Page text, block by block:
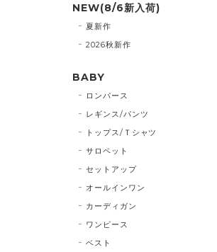
NEW(8/6新入荷)
夏新作
2026秋新作
BABY
ロンパース
レギンス/パンツ
トップス/Ｔシャツ
サロペット
セットアップ
オールインワン
カーディガン
ワンピース
ベスト